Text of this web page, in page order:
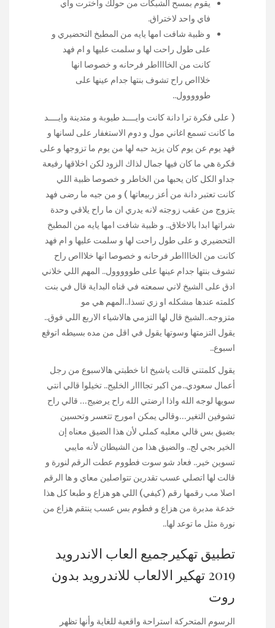
يقوم بمسح الشبكات من حولك واخترت واي
فاي واحد لاختراق.
و ظبية شافت امها يايه من المطبخ التحضيري و
على طول راحت لها و سلمت عليها و ام فهد
كانت من الخااااطر فرحانه و خصوصا انها
خلاااص راح تشوف بنتها جدام عينها على
طووووول..
( على فكرة ترا دانة كانت وايــــد طيوبة و متدينة وايــــد
ما كانت تسمع اغاني مول و دوم الاستغفار على لسانها و
فهد يوم عن يوم كان يزيد حبه لها من يوم ما تزوجها و على
فكرة هي ما كان فيها جمال لذاك الزود لكن اخلاقها رفيعة
جداو الكل كان يحبها من الخاطر و خصوصا ظبية اللي
كانت تعتبر دانة من أعز ربيعاتها ) و من جيه ما رضى فهد
يتزوج من عقب زوجته لانه يدري ان ما راح يلاقي وحدة
شراتها ابدا بالاخلاق.. و ظبية شافت امها يايه من المطبخ
التحضيري و على طول راحت لها و سلمت عليها و ام فهد
كانت من الخااااطر فرحانه و خصوصا انها خلاااص راح
تشوف بنتها جدام عينها على طووووول.. المهم اللي خلاني
ادق على الشيخ لاني سمعته في قناه البداية قال في بنت
كلمته عندها مشكله او زي تسذا..المهم هي مو
متزوجه..الشيخ قال لها التزمي هالاشياء الاربع اللي فوق..
يقول التزمتها وسوتها يقول في اقل من مده بسيطه اتوقع
اسبوع..
يقول كلمتني قالت ياشيخ انا خطبتي هالاسبوع من رجل
أعمال سعودي..من اكبر تجاااار الخليج.. تخيلوا قالي انتي
سويها لوجه الله واذا ارضتي الله راح يرضيج… قالي راح
تشوفين التغير…وقالي يمكن امورج تتعسر وتحسين
بضيق بس قالي معليه كملي لأن هذا الضيق معناه إن
الخير بجي لج.. والضيق هذا من الشيطان لأنه مايبي
تسوين خير.. فعاد شو سوت فطووم عطت الرقم لنورة و
قالت لها اتصلي عسب تقدرين تتواصلين معاي و ها الرقم
اصلا مب رقمها رقم (كيفي) اللي هو هزاع و طبعا كل هذا
خدعة مدبرة من هزاع و فطوم بس عسب ينتقم هزاع من
نورة مثل ما توعد لها..
تطبيق تهكيرجميع العاب الاندرويد
2019 تهكير الالعاب للاندرويد بدون
روت
الرسوم المتحركة استراحة واقعية للغاية وأنها تظهر